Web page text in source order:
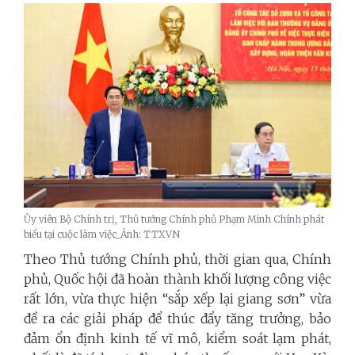
Ủy viên Bộ Chính trị, Thủ tướng Chính phủ Phạm Minh Chính phát
biểu tại cuộc làm việc_Ảnh: TTXVN
Theo Thủ tướng Chính phủ, thời gian qua, Chính
phủ, Quốc hội đã hoàn thành khối lượng công việc
rất lớn, vừa thực hiện “sắp xếp lại giang sơn” vừa
đề ra các giải pháp để thúc đẩy tăng trưởng, bảo
đảm ổn định kinh tế vĩ mô, kiểm soát lạm phát,